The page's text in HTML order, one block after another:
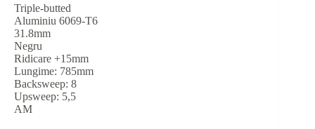
Triple-butted
Aluminiu 6069-T6
31.8mm
Negru
Ridicare +15mm
Lungime: 785mm
Backsweep: 8
Upsweep: 5,5
AM